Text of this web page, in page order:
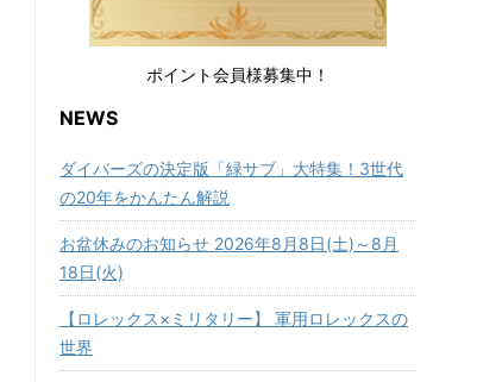
ポイント会員様募集中！
NEWS
ダイバーズの決定版「緑サブ」大特集！3世代
の20年をかんたん解説
お盆休みのお知らせ 2026年8月8日(土)～8月
18日(火)
【ロレックス×ミリタリー】 軍用ロレックスの
世界